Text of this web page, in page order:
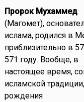
Пророк Мухаммед
(Магомет),
ислама, родился в
приблизительно в
571 году. Вообще, в
настоящее время,
исламской
рождения